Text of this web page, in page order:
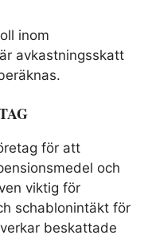
inom
avkastningsskatt
för att
och
viktig för
schablonintäkt för
beskattade